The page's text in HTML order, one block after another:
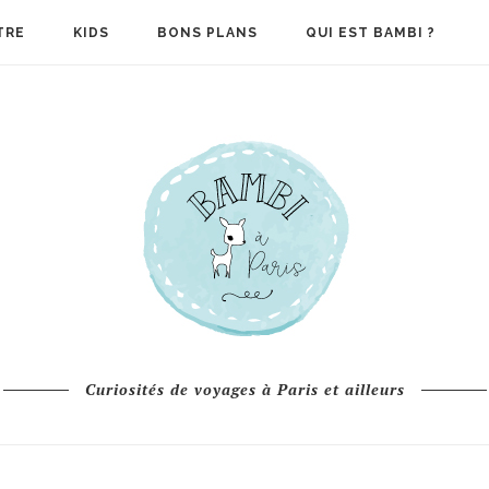
KIDS BONS PLANS QUI EST BAMBI ?
Curiosités de voyages à Paris et ailleurs